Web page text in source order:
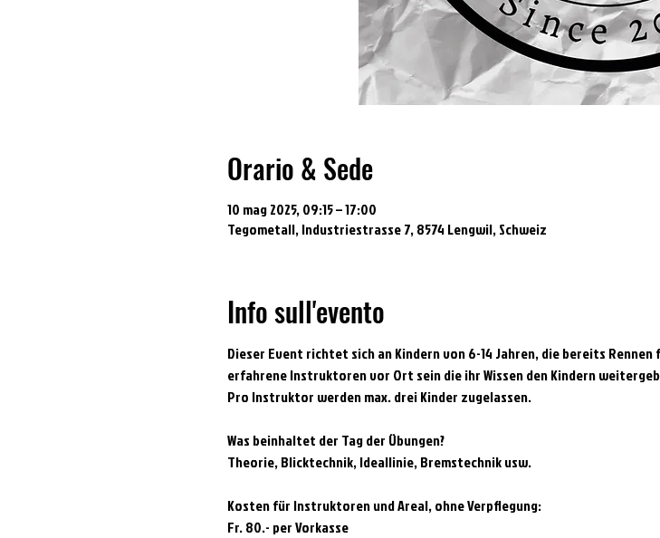
Orario & Sede
10 mag 2025, 09:15 – 17:00
Tegometall, Industriestrasse 7, 8574 Lengwil, Schweiz
Info sull'evento
Dieser Event richtet sich an Kindern von 6-14 Jahren, die bereits
erfahrene Instruktoren vor Ort sein die ihr Wissen den Kindern
Pro Instruktor werden max. drei Kinder zugelassen.
Was beinhaltet der Tag der Übungen?
Theorie, Blicktechnik, Ideallinie, Bremstechnik usw.
Kosten für Instruktoren und Areal, ohne Verpflegung:
Fr. 80.- per Vorkasse